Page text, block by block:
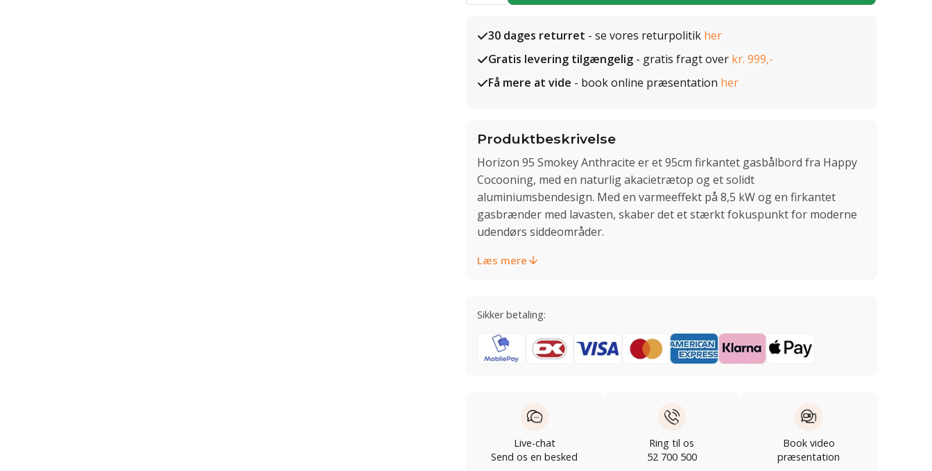
30 dages returret - se vores returpolitik her
Gratis levering tilgængelig - gratis fragt over kr. 999,-
Få mere at vide - book online præsentation her
Produktbeskrivelse
Horizon 95 Smokey Anthracite er et 95cm firkantet gasbålbord fra Happy
Cocooning, med en naturlig akacietrætop og et solidt
aluminiumsbendesign. Med en varmeeffekt på 8,5 kW og en firkantet
gasbrænder med lavasten, skaber det et stærkt fokuspunkt for moderne
udendørs siddeområder.
Læs mere
Sikker betaling:
Live-chat
Send os en besked
Ring til os
52 700 500
Book video
præsentation